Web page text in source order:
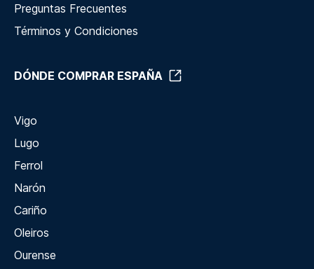
Preguntas Frecuentes
Términos y Condiciones
DÓNDE COMPRAR ESPAÑA
Vigo
Lugo
Ferrol
Narón
Cariño
Oleiros
Ourense